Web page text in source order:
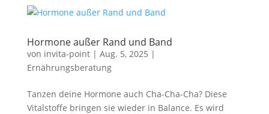
Hormone außer Rand und Band
von invita-point| Aug. 5, 2025 |
Ernährungsberatung
Tanzen deine Hormone auch Cha-Cha-Cha? Diese
Vitalstoffe bringen sie wieder in Balance. Es wird